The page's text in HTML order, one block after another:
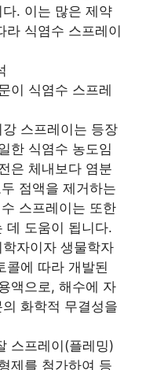
. 이는 많은 제약
라 식염수 스프레이
이 식염수 스프레
스프레이는 등장
한 식염수 농도임
은 체내보다 염분
점액을 제거하는
스프레이는 또한
데 도움이 됩니다.
자이자 생물학자
콜에 따라 개발된
액으로, 해수에 자
화학적 무결성을
스프레이(플레밍)
제를 첨가하여 등